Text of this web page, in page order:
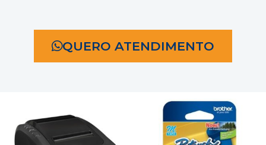
QUERO ATENDIMENTO